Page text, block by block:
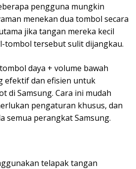
pengguna mungkin
menekan dua tombol secara
jika tangan mereka kecil
tombol tersebut sulit dijangkau.
daya + volume bawah
efektif dan efisien untuk
di Samsung. Cara ini mudah
pengaturan khusus, dan
semua perangkat Samsung.
telapak tangan